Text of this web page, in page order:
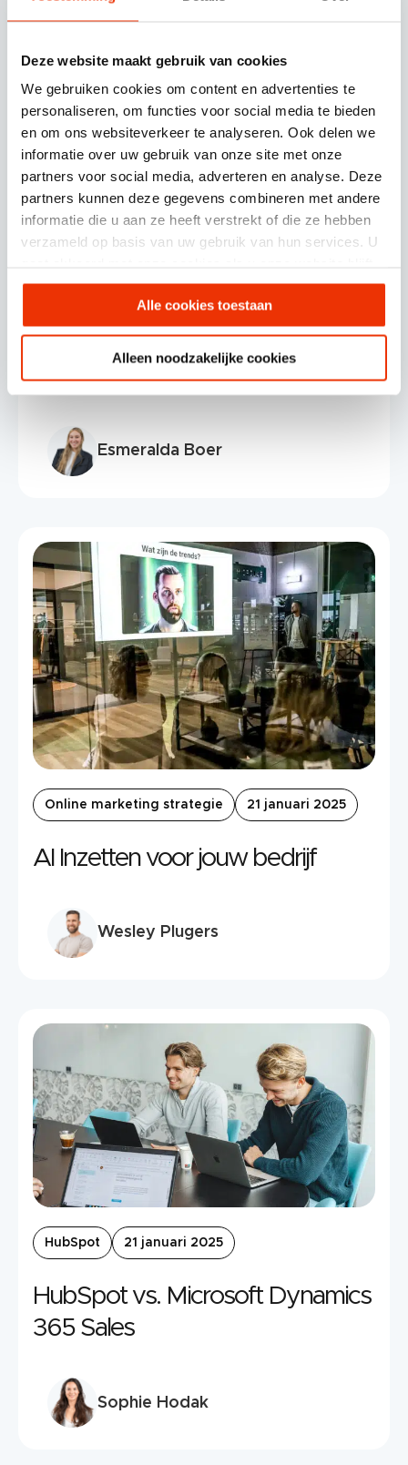
Deze website maakt gebruik van cookies
We gebruiken cookies om content en advertenties te
personaliseren, om functies voor social media te bieden
en om ons websiteverkeer te analyseren. Ook delen we
informatie over uw gebruik van onze site met onze
partners voor social media, adverteren en analyse. Deze
partners kunnen deze gegevens combineren met andere
informatie die u aan ze heeft verstrekt of die ze hebben
verzameld op basis van uw gebruik van hun services. U
gebruiken.
Alle cookies toestaan
Alleen noodzakelijke cookies
Hubspot integraties; haal meer uit
je Hubspot account met deze 5
integraties
Esmeralda Boer
Online marketing strategie 21 januari 2025
AI Inzetten voor jouw bedrijf
Wesley Plugers
HubSpot 21 januari 2025
HubSpot vs. Microsoft Dynamics
365 Sales
Sophie Hodak